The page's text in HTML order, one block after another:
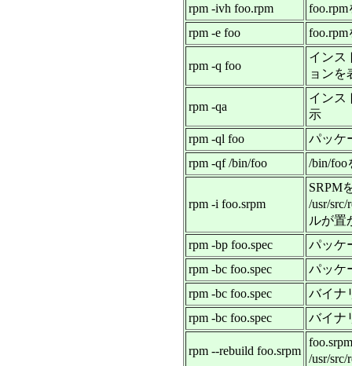
rpm -ivh foo.rpm
rpm -e foo
rpm -q foo
インス
ョンを
rpm -qa
インス
示
rpm -ql foo
パッケ
rpm -qf /bin/foo
/bin/
rpm -i foo.srpm
SRPM
/usr/
ルが置
rpm -bp foo.spec
パッケ
rpm -bc foo.spec
パッケ
rpm -bc foo.spec
バイナ
rpm -bc foo.spec
バイナ
rpm --rebuild foo.srpm
/usr/